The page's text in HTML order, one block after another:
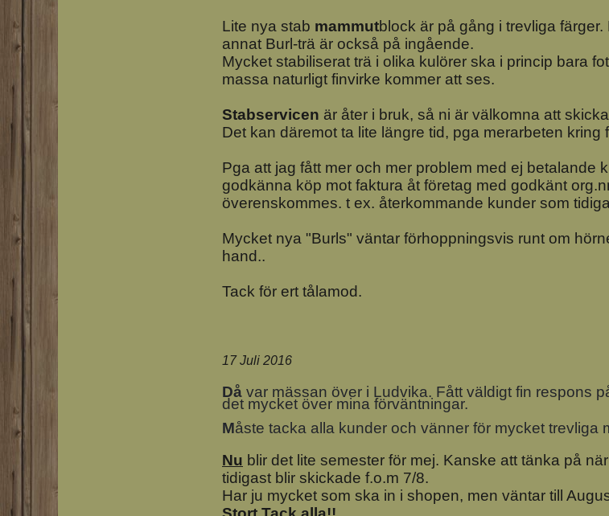
Lite nya stab mammutblock är på gång i trevliga
annat Burl-trä är också på ingående.
Mycket stabiliserat trä i olika kulörer ska i princip bara
massa naturligt finvirke kommer att ses.
Stabservicen är åter i bruk, så ni är välkomna att
Det kan däremot ta lite längre tid, pga merarbeten kring
Pga att jag fått mer och mer problem med ej betalande
godkänna köp mot faktura åt företag med godkänt
överenskommes. t ex. återkommande kunder som
Mycket nya "Burls" väntar förhoppningsvis runt om
hand..
Tack för ert tålamod.
17 Juli 2016
Då var mässan över i Ludvika. Fått väldigt fin respons
det mycket över mina förväntningar.
Måste tacka alla kunder och vänner för mycket trevliga
Nu blir det lite semester för mej. Kanske att tänka på
tidigast blir skickade f.o.m 7/8.
Har ju mycket som ska in i shopen, men väntar till